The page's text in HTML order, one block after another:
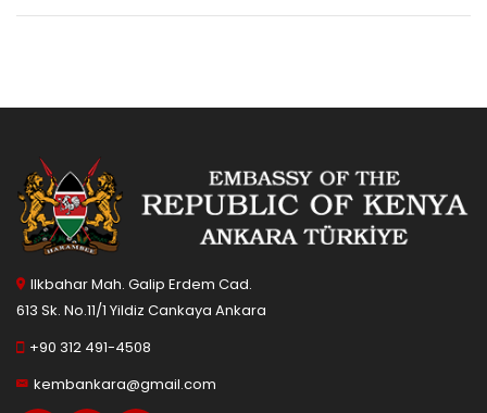
Ilkbahar Mah. Galip Erdem Cad.
613 Sk. No.11/1 Yildiz Cankaya Ankara
+90 312 491-4508
kembankara@gmail.com